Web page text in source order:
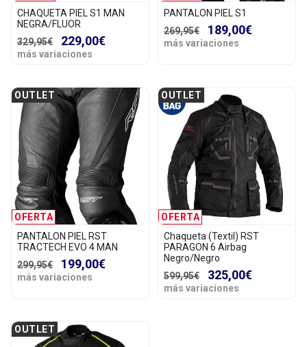
CHAQUETA PIEL S1 MAN
NEGRA/FLUOR
329,95€
229,00€
más variaciones
PANTALON PIEL S1
269,95€
189,00€
más variaciones
OFERTA
OUTLET
PANTALON PIEL RST
TRACTECH EVO 4 MAN
299,95€
199,00€
más variaciones
OFERTA
OUTLET
Chaqueta (Textil) RST
PARAGON 6 Airbag
Negro/Negro
599,95€
325,00€
más variaciones
OUTLET